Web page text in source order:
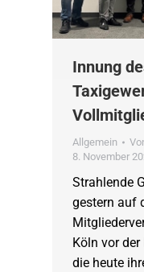
Innung
Allgemein
8. November
Strahlende
gestern auf
Köln vor
die heute